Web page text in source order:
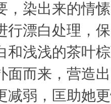
，染出来的情
行漂白处理，
和浅浅的茶叶
面而来，营造
减弱，匡助她